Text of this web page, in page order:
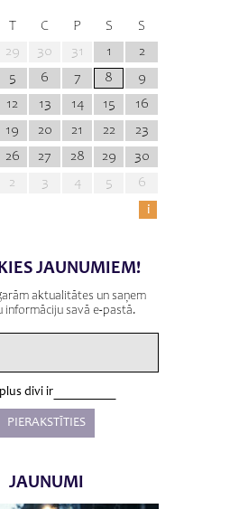
T C P S
S
29 30 31 1
2
5 6 7 8
9
12 13 14 15
16
19 20 21 22
23
26 27 28 29
30
2 3 4 5
6
i
JAUNUMIEM!
aktualitātes un saņem
informāciju savā e-pastā.
divi ir
JAUNUMI